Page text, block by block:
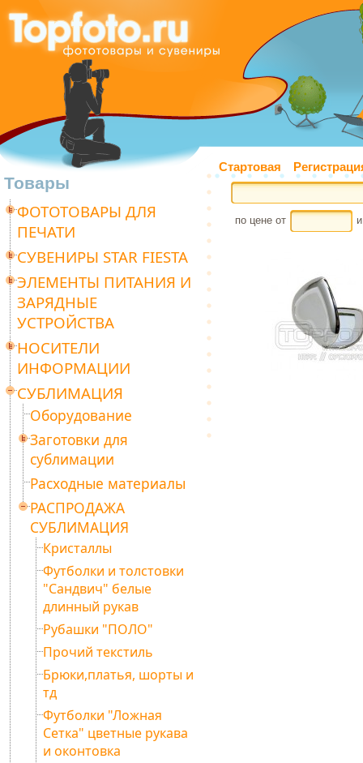
Стартовая
Товары
ФОТОТОВАРЫ ДЛЯ
ПЕЧАТИ
СУВЕНИРЫ STAR FIESTA
ЭЛЕМЕНТЫ ПИТАНИЯ И
ЗАРЯДНЫЕ
УСТРОЙСТВА
НОСИТЕЛИ
ИНФОРМАЦИИ
СУБЛИМАЦИЯ
Оборудование
Заготовки для
сублимации
Расходные материалы
РАСПРОДАЖА
СУБЛИМАЦИЯ
Кристаллы
Футболки и толстовки
"Сандвич" белые
длинный рукав
Рубашки "ПОЛО"
Прочий текстиль
Брюки,платья, шорты и
тд
Футболки "Ложная
Сетка" цветные рукава
и оконтовка
по цене от